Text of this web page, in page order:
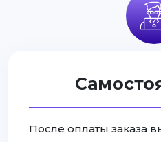
После оплаты заказа